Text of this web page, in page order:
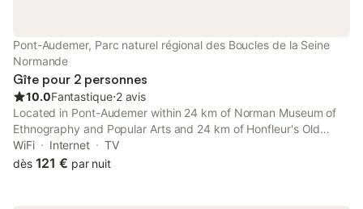
Pont-Audemer, Parc naturel régional des Boucles de la Seine
Normande
Gîte pour 2 personnes
10.0Fantastique⋅2 avis
Located in Pont-Audemer within 24 km of Norman Museum of
Ethnography and Popular Arts and 24 km of Honfleur's Old
Harbour, Appartements de caractère - Cœur de ville provides
rooms with free WiFi.
WiFi Internet
TV
dès 121 € par nuit